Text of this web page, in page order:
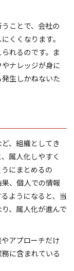
ことで、会社の
くくなります。
れるのです。ま
ナレッジが身に
生しかねないた
、組織としてき
属人化しやすく
にまとめるの
、個人での情報
ようになると、当
、属人化が進んで
アプローチだけ
に含まれている